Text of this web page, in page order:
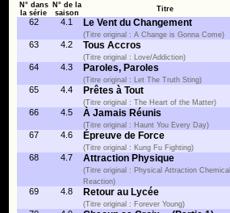
N° dans
la série
N° de la
saison
Titre
62 4.1 Le Vent du Changement
(Titre original : A Change is Gonna Come)
63
4.2 Tous Accros
(Titre original : Love/Addiction)
64
4.3 Paroles, Paroles
(Titre original : Let The Truth Sting)
65
4.4 Prêtes à Tout
(Titre original : The Heart of the Matter)
66
4.5 À Jamais Réunis
(Titre original : Haunt You Every Day)
67
4.6 Épreuve de Force
(Titre original : Kung Fu Fighting)
68
4.7 Attraction Physique
(Titre original : Physical Attraction Chemical
Reaction)
69 4.8 Retour au Lycée
(Titre original : Forever Young)